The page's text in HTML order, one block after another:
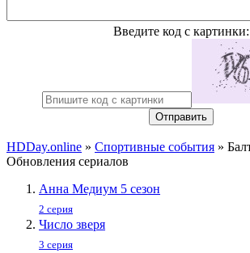
Введите код с картинки:
Отправить
HDDay.online » Спортивные события »
Обновления сериалов
Анна Медиум 5 сезон
2 серия
Число зверя
3 серия